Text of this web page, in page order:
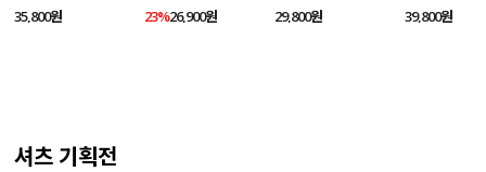
가디건
35,800원
트
23%26,900원
가디건
29,800원
39,800원
셔츠 기획전